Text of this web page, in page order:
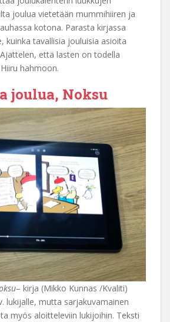
joulua vietetään mummihiiren ja
kotona. Parasta kirjassa
kuinka tavallisia jouluisia asioita
että lasten on todella
hahmoon.
joulua, Noksu
– kirja (Mikko Kunnas /Kvaliti)
lukijalle, mutta sarjakuvamainen
myös aloitteleviin lukijoihin. Teksti